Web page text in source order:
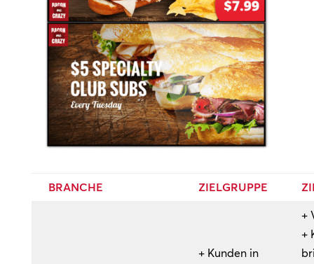
BRANCHE ZIELGRUPPE
+ Kunden in
+
+